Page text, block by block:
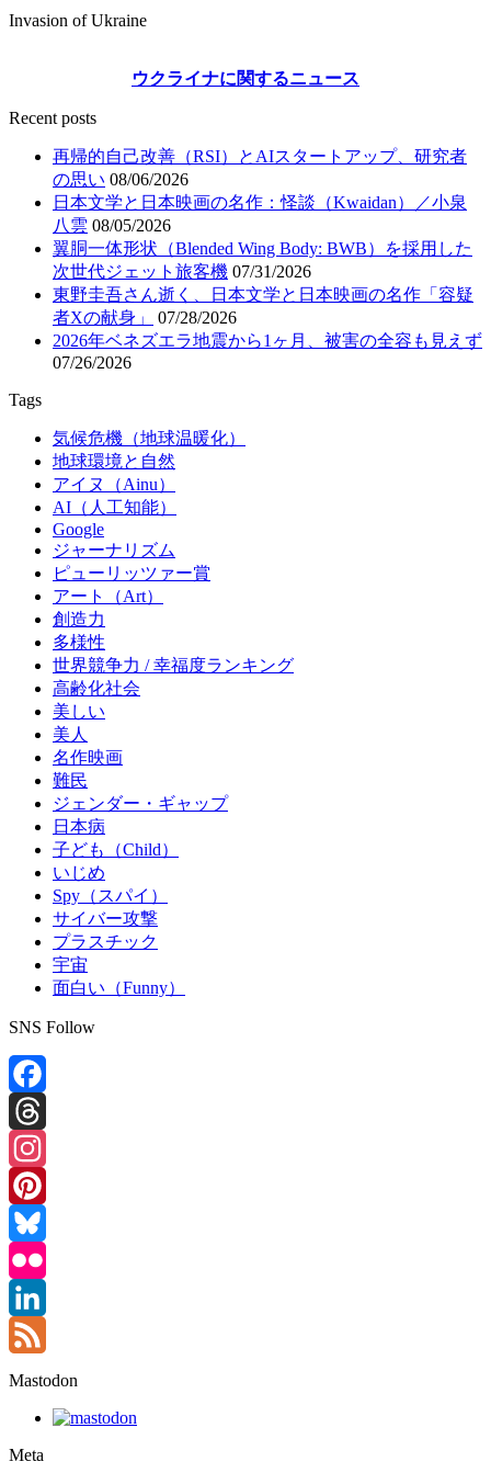
Invasion of Ukraine
ウクライナに関するニュース
Recent posts
再帰的自己改善（RSI）とAIスタートアップ、研究者
の思い 08/06/2026
日本文学と日本映画の名作：怪談（Kwaidan）／小泉
八雲 08/05/2026
翼胴一体形状（Blended Wing Body: BWB）を採用した
次世代ジェット旅客機 07/31/2026
東野圭吾さん逝く、日本文学と日本映画の名作「容疑
者Xの献身」
07/28/2026
2026年ベネズエラ地震から1ヶ月、被害の全容も見えず
07/26/2026
Tags
気候危機（地球温暖化）
地球環境と自然
アイヌ（Ainu）
AI（人工知能）
Google
ジャーナリズム
ピューリッツァー賞
アート（Art）
創造力
多様性
世界競争力 / 幸福度ランキング
高齢化社会
美しい
美人
名作映画
難民
ジェンダー・ギャップ
日本病
子ども（Child）
いじめ
Spy（スパイ）
サイバー攻撃
プラスチック
宇宙
面白い（Funny）
SNS Follow
Facebook
Threads
Instagram
Pinterest
Bluesky
Flickr
LinkedIn
Feed
Mastodon
Meta